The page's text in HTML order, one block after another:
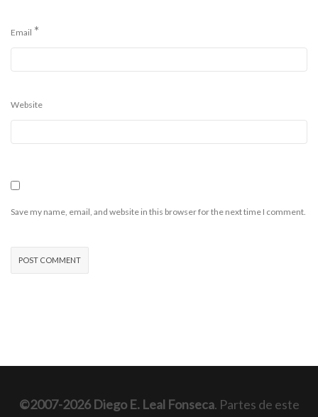
Email *
Website
Save my name, email, and website in this browser for the next time I comment.
©2007-2026 Diego E. Leal Fonseca. Partes de este